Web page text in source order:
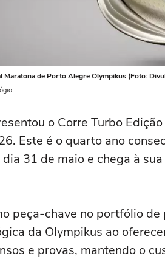
Maratona de Porto Alegre Olympikus (Foto:
o Corre Turbo
Este é o quarto ano
31 de maio e chega à
peça-chave no portfólio
da Olympikus ao
e provas, mantendo o